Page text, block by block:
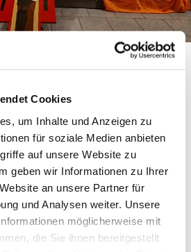
Cookies
um Inhalte und Anzeigen zu
für soziale Medien anbieten
auf unsere Website zu
geben wir Informationen zu Ihrer
an unsere Partner für
und Analysen weiter. Unsere
möglicherweise mit
die Sie ihnen bereitgestellt
der von Kerzen erleuchteten
ein, zur Ruhe zu kommen.
Atmosphäre entstehen. Mit
und einer Zeit der Stille
Ruhe entdecken und sich dem
ein persönliches Segenswort
Uhr in der Johanniskirche
Tel.: 02302-89888
Tel.: 02302 / 57124